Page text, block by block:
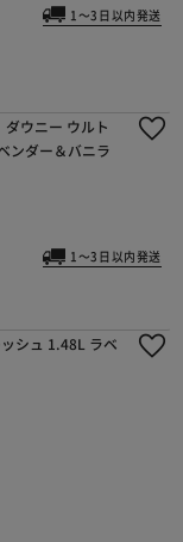
1～3日以内発送
ダウニー ウルト
ンダー＆バニラ
1～3日以内発送
シュ 1.48L ラベ